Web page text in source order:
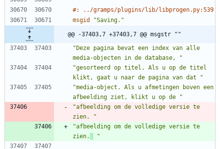
#: ../gramps/plugins/lib/libprogen.py:539
msgid
"Saving."
@@ -37403,7 +37403,7 @@ msgstr ""
"Deze pagina bevat een index van alle
media-objecten in de database, "
"gesorteerd op titel. Als u op de titel
klikt, gaat u naar de pagina van dat "
"media-object. Als u afmetingen boven een
afbeelding ziet, klikt u op de "
"afbeelding om de volledige versie te
zien. "
"afbeelding om de volledige versie te
zien.
"